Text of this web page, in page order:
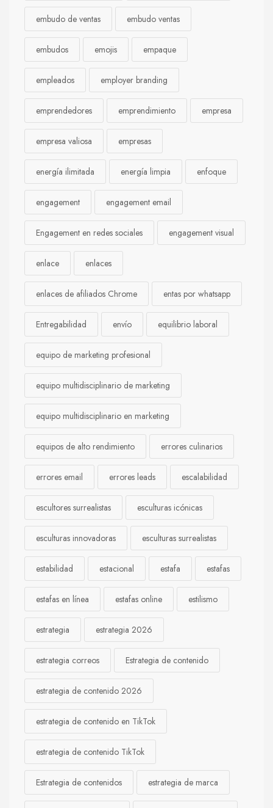
embudo de ventas embudo ventas
embudos emojis empaque
empleados employer branding
emprendedores emprendimiento empresa
empresa valiosa empresas
energía ilimitada energía limpia enfoque
engagement engagement email
Engagement en redes sociales engagement visual
enlace enlaces
enlaces de afiliados Chrome entas por whatsapp
Entregabilidad envío equilibrio laboral
equipo de marketing profesional
equipo multidisciplinario de marketing
equipo multidisciplinario en marketing
equipos de alto rendimiento errores culinarios
errores email errores leads escalabilidad
escultores surrealistas esculturas icónicas
esculturas innovadoras esculturas surrealistas
estabilidad estacional estafa estafas
estafas en línea estafas online estilismo
estrategia estrategia 2026
estrategia correos Estrategia de contenido
estrategia de contenido 2026
estrategia de contenido en TikTok
estrategia de contenido TikTok
Estrategia de contenidos estrategia de marca